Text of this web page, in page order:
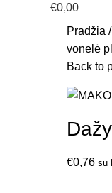
€0,00
Pradžia
vonelė
Back to
€0,76 su